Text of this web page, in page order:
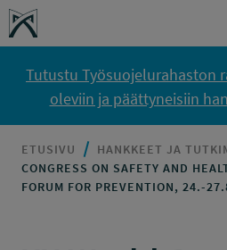
Siirry sisältöön
Työsuojelurahasto
Tutustu Työsuojelurahaston
oleviin ja päättyneisiin
ETUSIVU HANKKEET JA
CONGRESS ON SAFETY AND
FORUM FOR PREVENTION, 24.-